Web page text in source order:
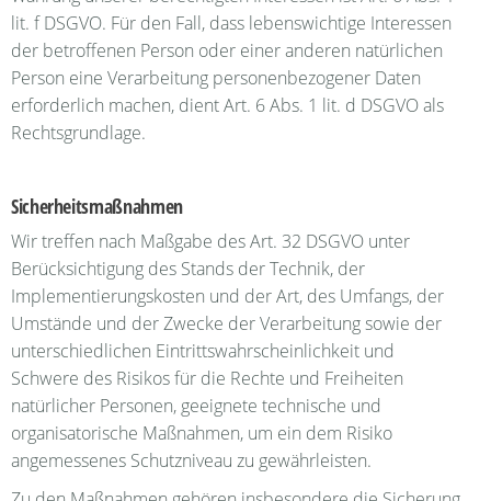
lit. f DSGVO. Für den Fall, dass lebenswichtige Interessen
der betroffenen Person oder einer anderen natürlichen
Person eine Verarbeitung personenbezogener Daten
erforderlich machen, dient Art. 6 Abs. 1 lit. d DSGVO als
Rechtsgrundlage.
Sicherheitsmaßnahmen
Wir treffen nach Maßgabe des Art. 32 DSGVO unter
Berücksichtigung des Stands der Technik, der
Implementierungskosten und der Art, des Umfangs, der
Umstände und der Zwecke der Verarbeitung sowie der
unterschiedlichen Eintrittswahrscheinlichkeit und
Schwere des Risikos für die Rechte und Freiheiten
natürlicher Personen, geeignete technische und
organisatorische Maßnahmen, um ein dem Risiko
angemessenes Schutzniveau zu gewährleisten.